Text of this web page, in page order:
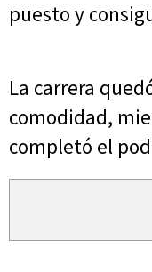
puesto y
La carrera
comodidad,
completó el